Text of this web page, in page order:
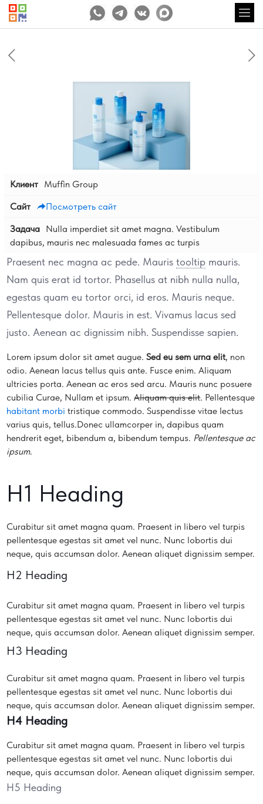
Клиент Muffin Group
Сайт
Посмотреть сайт
Задача Nulla imperdiet sit amet magna. Vestibulum
dapibus, mauris nec malesuada fames ac turpis
Praesent nec magna ac pede. Mauristooltip mauris.
Nam quis erat id tortor. Phasellus at nibh nulla nulla,
egestas quam eu tortor orci, id eros. Mauris neque.
Pellentesque dolor. Mauris in est. Vivamus lacus sed
justo. Aenean ac dignissim nibh. Suspendisse sapien.
Lorem ipsum dolor sit amet augue.Sed eu sem urna elit, non
odio. Aenean lacus tellus quis ante. Fusce enim. Aliquam
ultricies porta. Aenean ac eros sed arcu. Mauris nunc posuere
cubilia Curae, Nullam et ipsum.Aliquam quis elit. Pellentesque
habitant morbi tristique commodo. Suspendisse vitae lectus
varius quis, tellus.Donec ullamcorper in, dapibus quam
hendrerit eget, bibendum a, bibendum tempus. Pellentesque ac
ipsum.
H1 Heading
Curabitur sit amet magna quam. Praesent in libero vel turpis
pellentesque egestas sit amet vel nunc. Nunc lobortis dui
neque, quis accumsan dolor. Aenean aliquet dignissim semper.
H2 Heading
Curabitur sit amet magna quam. Praesent in libero vel turpis
pellentesque egestas sit amet vel nunc. Nunc lobortis dui
neque, quis accumsan dolor. Aenean aliquet dignissim semper.
H3 Heading
Curabitur sit amet magna quam. Praesent in libero vel turpis
pellentesque egestas sit amet vel nunc. Nunc lobortis dui
neque, quis accumsan dolor. Aenean aliquet dignissim semper.
H4 Heading
Curabitur sit amet magna quam. Praesent in libero vel turpis
pellentesque egestas sit amet vel nunc. Nunc lobortis dui
neque, quis accumsan dolor. Aenean aliquet dignissim semper.
H5 Heading